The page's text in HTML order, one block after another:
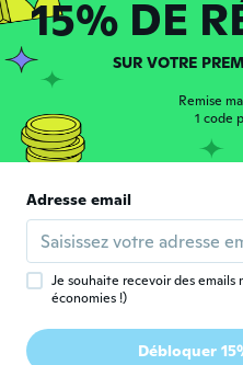
they would be
il y a 4 ans
Inscrit depuis 2019 ·
il y a 4 ans
M Mary
Inscrit depuis 2017 · 14
Marybeth
Inscrit depuis 2020
15% DE
SUR VOTRE
Remise
1 code
Adresse email
Je souhaite recevoir des
économies !)
Débloquer